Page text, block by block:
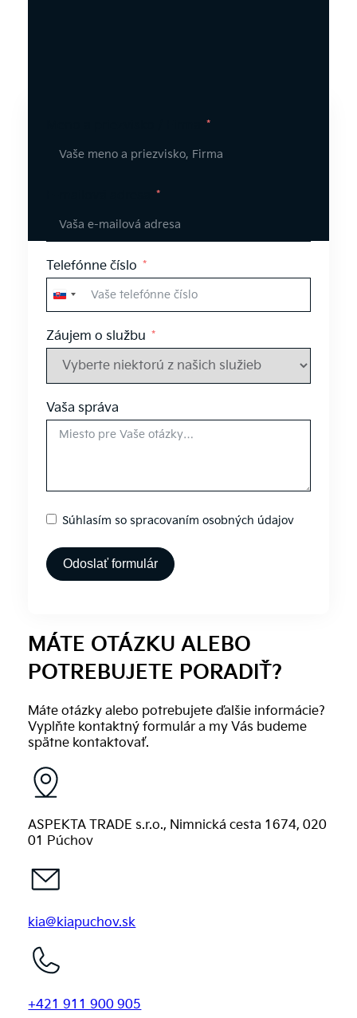
Telefónne číslo
Slovakia
+421
Záujem o službu
Vaša správa
Súhlasím so spracovaním osobných údajov
Odoslať formulár
MÁTE OTÁZKU ALEBO
POTREBUJETE PORADIŤ?
Máte otázky alebo potrebujete ďalšie informácie?
Vyplňte kontaktný formulár a my Vás budeme
spätne kontaktovať.
ASPEKTA TRADE s.r.o., Nimnická cesta 1674, 020
01 Púchov
kia@kiapuchov.sk
+421 911 900 905